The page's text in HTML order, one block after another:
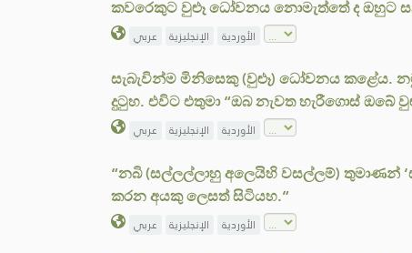
කවරෙකුට වුළූ ධෝවනය නොමැත්තේ ද ඔහුට
عربي الإنجليزية الأوردية
සැබැවින්ම මිනිසෙකු (වුළූ) ධෝවනය කළේය.
දුටුහ. එවිට එතුමා “ඔබ නැවත හැරීගොස් ඔබේ
عربي الإنجليزية الأوردية
“නබි (සල්ලල්ලාහු අලෙයිහි වසල්ලම්) තුමාණන්
කරන අයකු ලෙසත් සිටියහ.”
عربي الإنجليزية الأوردية